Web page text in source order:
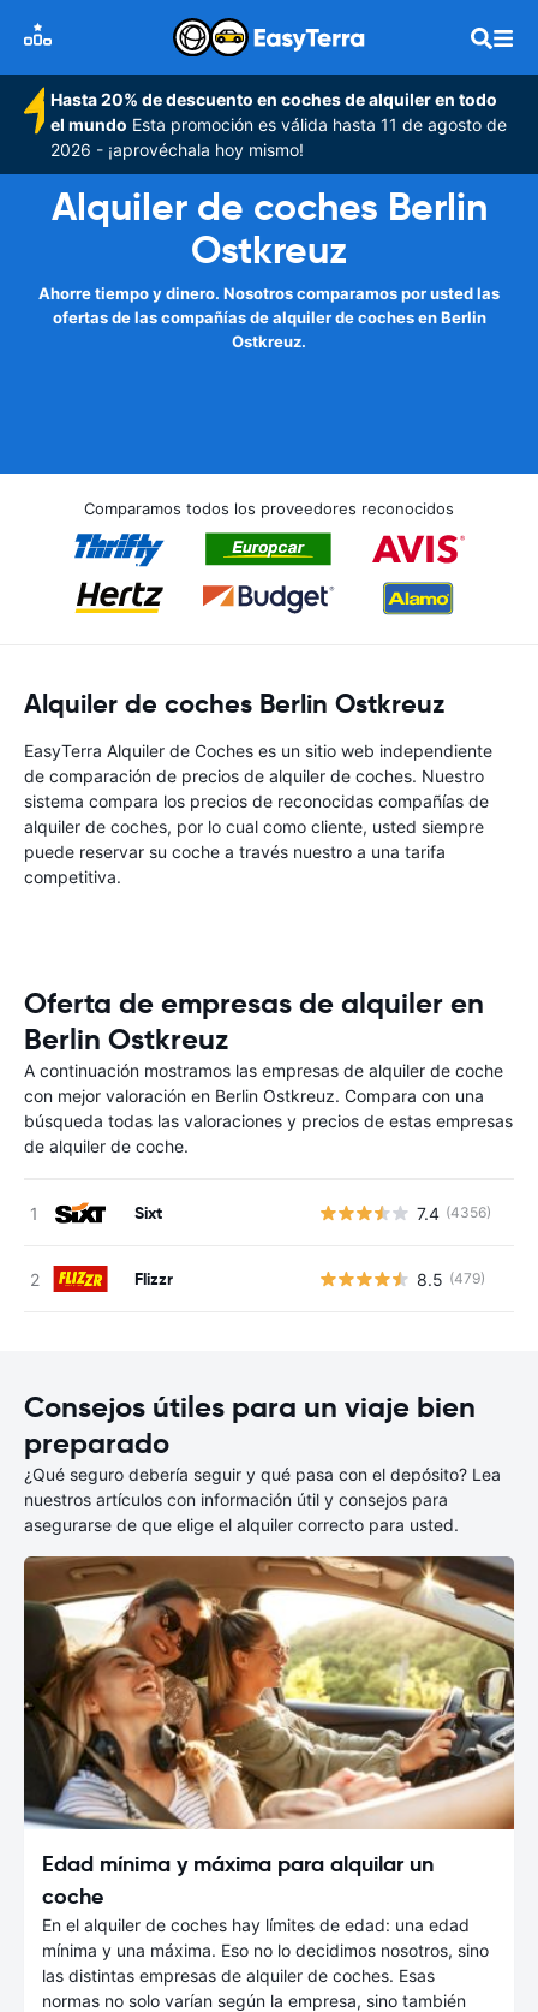
Hasta 20% de descuento en coches de alquiler en todo
el mundo Esta promoción es válida hasta 11 de agosto de
2026 - ¡aprovéchala hoy mismo!
Alquiler de coches Berlin
Ostkreuz
Ahorre tiempo y dinero. Nosotros comparamos por usted las
ofertas de las compañías de alquiler de coches en Berlin
Ostkreuz.
Comparamos todos los proveedores reconocidos
Alquiler de coches Berlin Ostkreuz
EasyTerra Alquiler de Coches es un sitio web independiente
de comparación de precios de alquiler de coches. Nuestro
sistema compara los precios de reconocidas compañías de
alquiler de coches, por lo cual como cliente, usted siempre
puede reservar su coche a través nuestro a una tarifa
competitiva.
Oferta de empresas de alquiler en
Berlin Ostkreuz
A continuación mostramos las empresas de alquiler de coche
con mejor valoración en Berlin Ostkreuz. Compara con una
búsqueda todas las valoraciones y precios de estas empresas
de alquiler de coche.
Sixt 7.4 (4356)
Flizzr 8.5 (479)
Consejos útiles para un viaje bien
preparado
¿Qué seguro debería seguir y qué pasa con el depósito? Lea
nuestros artículos con información útil y consejos para
asegurarse de que elige el alquiler correcto para usted.
Edad mínima y máxima para alquilar un
coche
En el alquiler de coches hay límites de edad: una edad
mínima y una máxima. Eso no lo decidimos nosotros, sino
las distintas empresas de alquiler de coches. Esas
normas no solo varían según la empresa, sino también